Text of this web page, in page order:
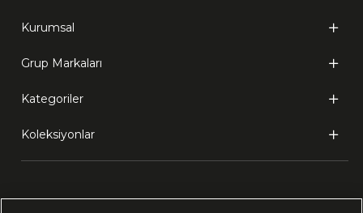
Kurumsal
Grup Markaları
Kategoriler
Koleksiyonlar